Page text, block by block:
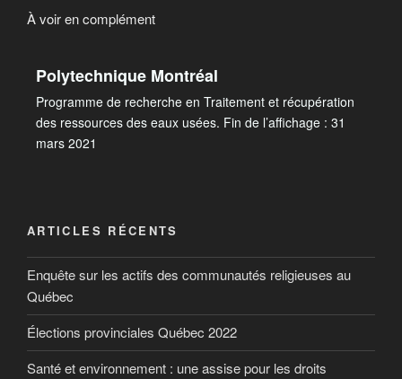
À voir en complément
Polytechnique Montréal
Programme de recherche en Traitement et récupération
des ressources des eaux usées. Fin de l’affichage : 31
mars 2021
ARTICLES RÉCENTS
Enquête sur les actifs des communautés religieuses au
Québec
Élections provinciales Québec 2022
Santé et environnement : une assise pour les droits